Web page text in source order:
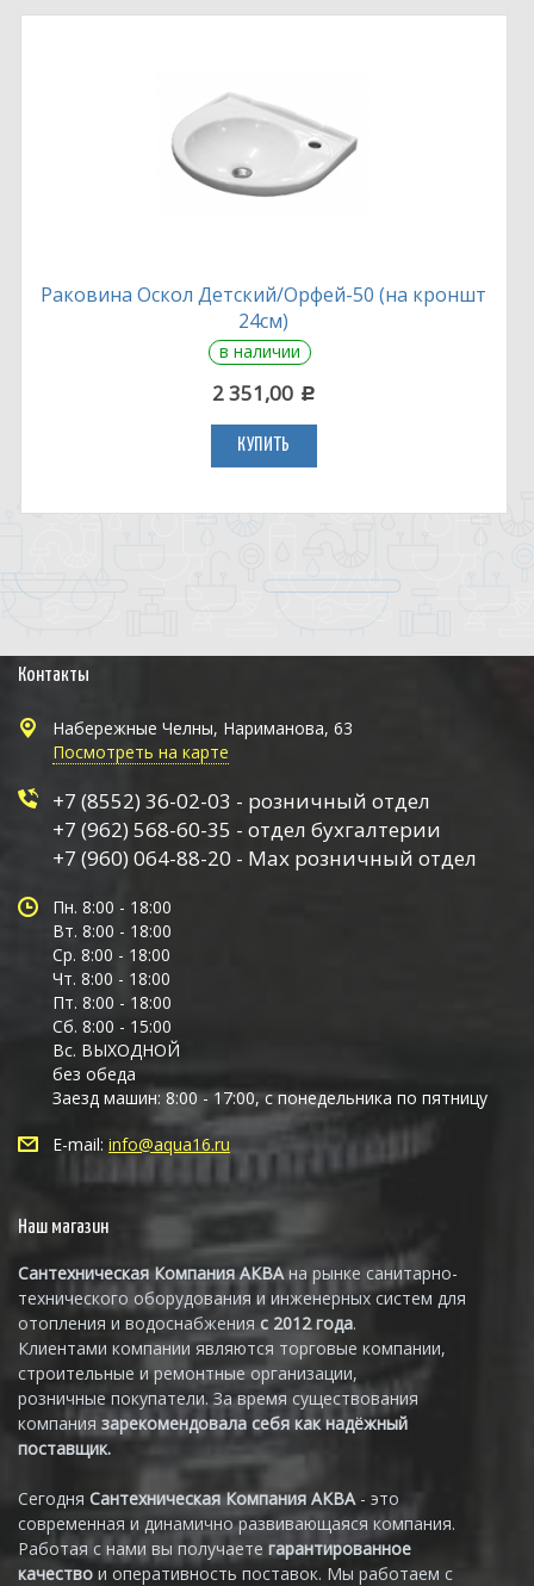
Раковина Оскол Детский/Орфей-50 (на кроншт
24см)
в наличии
2 351,00 c
КУПИТЬ
Контакты
Набережные Челны, Нариманова, 63
Посмотреть на карте
+7 (8552) 36-02-03 - розничный отдел
+7 (962) 568-60-35 - отдел бухгалтерии
+7 (960) 064-88-20 - Max розничный отдел
Пн. 8:00 - 18:00
Вт. 8:00 - 18:00
Ср. 8:00 - 18:00
Чт. 8:00 - 18:00
Пт. 8:00 - 18:00
Сб. 8:00 - 15:00
Вс. ВЫХОДНОЙ
без обеда
Заезд машин: 8:00 - 17:00, с понедельника по пятницу
E-mail: info@aqua16.ru
Наш магазин
Сантехническая Компания АКВАна рынке санитарно-
технического оборудования и инженерных систем для
отопления и водоснабженияс 2012 года.
Клиентами компании являются торговые компании,
строительные и ремонтные организации,
розничные покупатели. За время существования
компания зарекомендовала себя как надёжный
поставщик.
Сегодня Сантехническая Компания АКВА - это
современная и динамично развивающаяся компания.
Работая с нами вы получаете гарантированное
качество и оперативность поставок. Мы работаем с